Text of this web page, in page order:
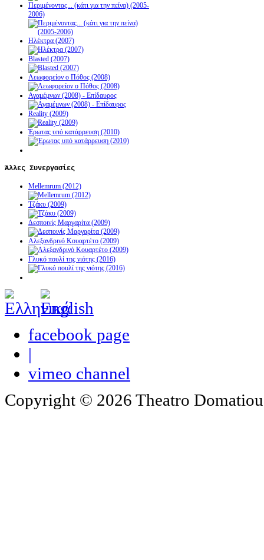
Περιμένοντας... (κάτι για την πείνα) (2005-
2006)
Ηλέκτρα (2007)
Blasted (2007)
Λεωφορείον ο Πόθος (2008)
Αγαμέμνων (2008) - Επίδαυρος
Reality (2009)
Έρωτας υπό κατάρρευση (2010)
Άλλες Συνεργασίες
Mellemrum (2012)
Τζάκυ (2009)
Δεσποινίς Μαργαρίτα (2009)
Αλεξανδρινό Κουαρτέτο (2009)
Γλυκό πουλί της νιότης (2016)
facebook page
|
vimeo channel
Copyright © 2026 Theatro